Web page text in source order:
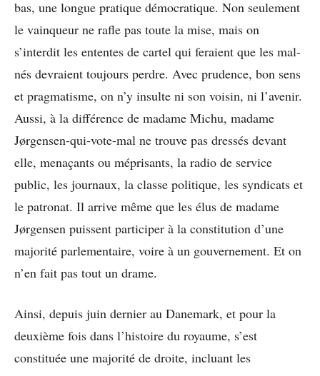
bas, une longue pratique démocratique. Non seulement
le vainqueur ne rafle pas toute la mise, mais on
s’interdit les ententes de cartel qui feraient que les mal-
nés devraient toujours perdre. Avec prudence, bon sens
et pragmatisme, on n’y insulte ni son voisin, ni l’avenir.
Aussi, à la différence de madame Michu, madame
Jørgensen-qui-vote-mal ne trouve pas dressés devant
elle, menaçants ou méprisants, la radio de service
public, les journaux, la classe politique, les syndicats et
le patronat. Il arrive même que les élus de madame
Jørgensen puissent participer à la constitution d’une
majorité parlementaire, voire à un gouvernement. Et on
n’en fait pas tout un drame.
Ainsi, depuis juin dernier au Danemark, et pour la
deuxième fois dans l’histoire du royaume, s’est
constituée une majorité de droite, incluant les